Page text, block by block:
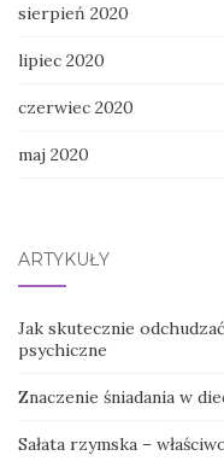
sierpień 2020
lipiec 2020
czerwiec 2020
maj 2020
ARTYKUŁY
Jak skutecznie
psychiczne
Znaczenie śniadania w
Sałata rzymska –